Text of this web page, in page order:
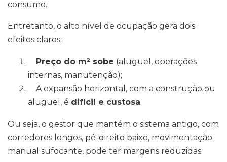
consumo.
Entretanto, o alto nível de ocupação gera dois
efeitos claros:
Preço do m² sobe (aluguel, operações
internas, manutenção);
A expansão horizontal, com a construção ou
aluguel, é difícil e custosa.
Ou seja, o gestor que mantém o sistema antigo, com
corredores longos, pé-direito baixo, movimentação
manual sufocante, pode ter margens reduzidas.